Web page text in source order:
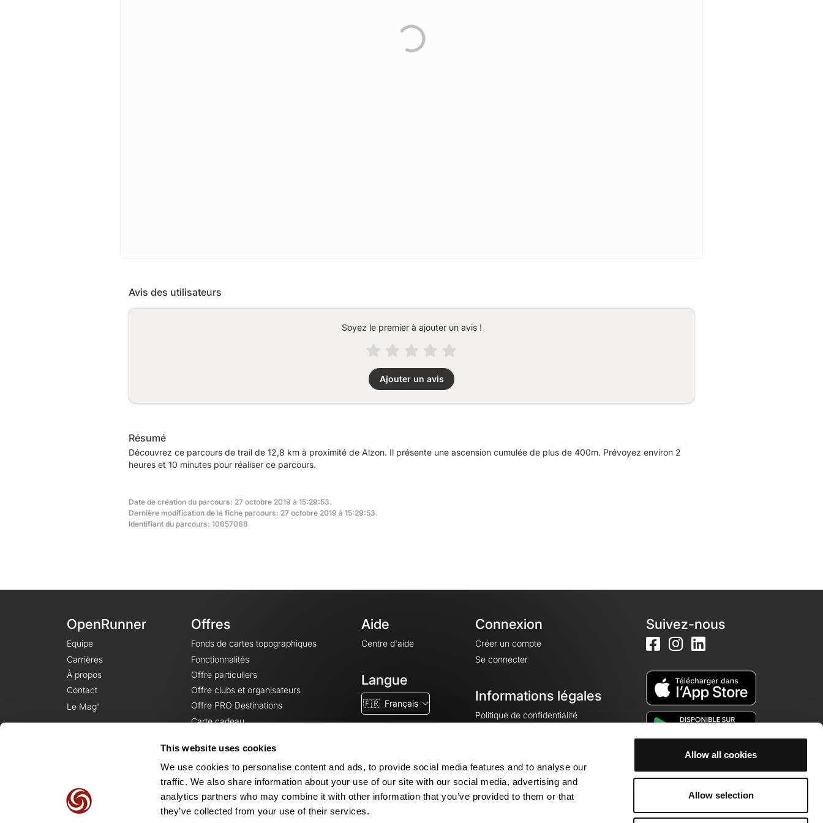
This website uses cookies
We use cookies to personalise content and ads, to provide social media features and to analyse our
traffic. We also share information about your use of our site with our social media, advertising and
analytics partners who may combine it with other information that you’ve provided to them or that
they’ve collected from your use of their services.
Allow all cookies
Allow selection
Avis des utilisateurs
Soyez le premier à ajouter un avis !
Ajouter un avis
Résumé
Découvrez ce parcours de trail de 12,8 km à proximité de Alzon. Il présente une ascension cumulée de plus de 400m. Prévoyez environ 2
heures et 10 minutes pour réaliser ce parcours.
Date de création du parcours: 27 octobre 2019 à 15:29:53.
Dernière modification de la fiche parcours: 27 octobre 2019 à 15:29:53.
Identifiant du parcours: 10657068
OpenRunner
Equipe
Carrières
À propos
Contact
Le Mag'
Offres
Fonds de cartes topographiques
Fonctionnalités
Offre particuliers
Offre clubs et organisateurs
Offre PRO Destinations
Carte cadeau
Aide
Centre d'aide
Langue
🇫🇷 Français
Connexion
Créer un compte
Se connecter
Informations légales
Politique de confidentialité
Mentions légales
Paramètres des cookies
Suivez-nous